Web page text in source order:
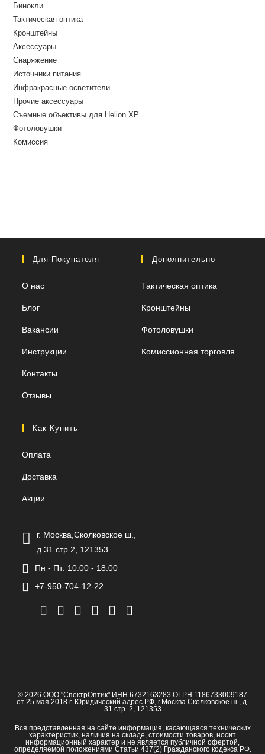
Бинокли
Тактическая оптика
Кронштейны
Аксессуары
Снаряжение
Источники питания
Инфракрасные осветители
Прочие аксессуары
Съемные объективы для Helion XP
Фотоловушки
Комиссия
Для Покупателя
О нас
Блог
Вакансии
Инструкции
Контакты
Отзывы
Дополнительно
Тактическая оптика
Кронштейны
Фотоловушки
Комиссионная торговля
Как Купить
Оплата
Доставка
Акции
г. Москва,Сколковское ш.,
д.31 стр.2, 121353
Пн - Пт: 10:00 - 18:00
+7-950-704-12-22
© 2026 ООО "СпектрОптик" ИНН 6732163283 ОГРН 1186733009187
от 25 мая 2018 г. Юридический адрес РФ, г.Москва Сколковское ш., д.
31 стр. 2, 121353
Вся представленная на сайте информация, касающаяся технических
характеристик, наличия на складе, стоимости товаров, носит
информационный характер и не является публичной офертой,
определяемой положениями Статьи 437(2) Гражданского кодекса РФ.